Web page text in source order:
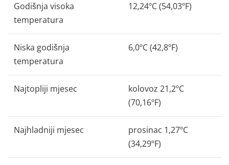
Godišnja visoka
temperatura
12,24ºC (54,03ºF)
Niska godišnja
temperatura
6,0ºC (42,8ºF)
Najtopliji mjesec
kolovoz 21,2ºC
(70,16ºF)
Najhladniji mjesec
prosinac 1,27ºC
(34,29ºF)